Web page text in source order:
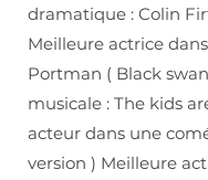
dramatique : Colin
Meilleure actrice
Portman ( Black
musicale : The kids
acteur dans une
version ) Meilleure